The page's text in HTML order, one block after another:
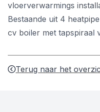
vloerverwarmings
Bestaande uit 4
cv boiler met tapspiraal
Terug naar het